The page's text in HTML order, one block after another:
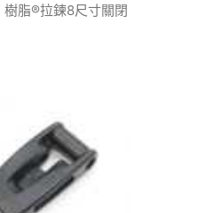
樹脂®拉鍊8尺寸關閉